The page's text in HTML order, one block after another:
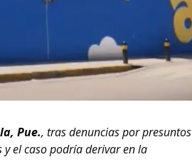
Pue., tras denuncias por presuntos
y el caso podría derivar en la